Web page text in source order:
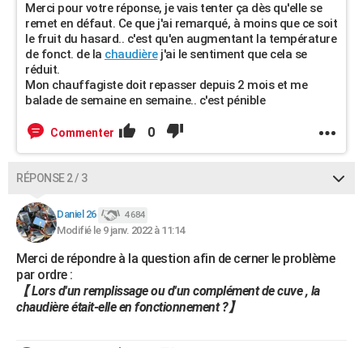
Merci pour votre réponse, je vais tenter ça dès qu'elle se
remet en défaut. Ce que j'ai remarqué, à moins que ce soit
le fruit du hasard.. c'est qu'en augmentant la température
de fonct. de la chaudièrej'ai le sentiment que cela se
réduit.
Mon chauffagiste doit repasser depuis 2 mois et me
balade de semaine en semaine.. c'est pénible
Commenter 0
RÉPONSE 2 / 3
Daniel 26 4 684
Modifié le 9 janv. 2022 à 11:14
Merci de répondre à la question afin de cerner le problème
par ordre :
【 Lors d'un remplissage ou d'un complément de cuve , la
chaudière était-elle en fonctionnement ?】